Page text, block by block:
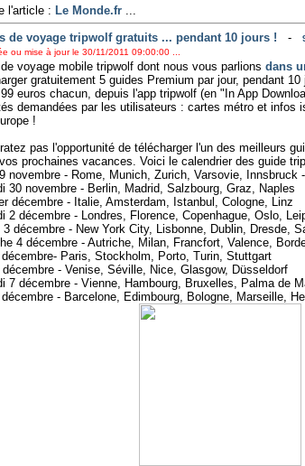
l'article : Le Monde.fr...
de voyage tripwolf gratuits ... pendant 10 jours ! -
ou mise à jour le 30/11/2011 09:00:00 ...
de voyage mobile tripwolf dont nous vous parlions dans
gratuitement 5 guides Premium par jour, pendant
euros chacun, depuis l'app tripwolf (en "In App
demandées par les utilisateurs : cartes métro et infos
!
pas l'opportunité de télécharger l'un des meilleurs
prochaines vacances. Voici le calendrier des guide
novembre - Rome, Munich, Zurich, Varsovie, Innsbruck
30 novembre - Berlin, Madrid, Salzbourg, Graz, Naples
décembre - Italie, Amsterdam, Istanbul, Cologne, Linz
2 décembre - Londres, Florence, Copenhague, Oslo,
3 décembre - New York City, Lisbonne, Dublin, Dresde,
4 décembre - Autriche, Milan, Francfort, Valence,
Paris, Stockholm, Porto, Turin, Stuttgart
- Venise, Séville, Nice, Glasgow, Düsseldorf
7 décembre - Vienne, Hambourg, Bruxelles, Palma de
- Barcelone, Edimbourg, Bologne, Marseille,